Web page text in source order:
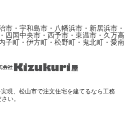
市・宇和島市・八幡浜市・新居浜市・
四国中央市・西予市・東温市・久万高
子町・伊方町・松野町・鬼北町・愛南
現、 松山市で注文住宅を建てるなら工務
い。